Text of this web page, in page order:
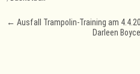
Post
← Ausfall Trampolin-Training am
Darleen